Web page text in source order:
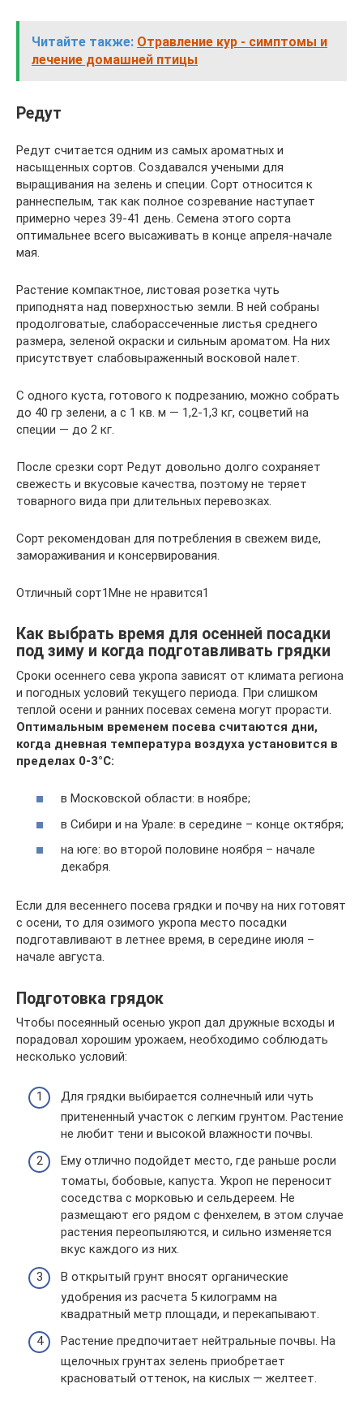
Читайте также: Отравление кур - симптомы и
лечение домашней птицы
Редут
Редут считается одним из самых ароматных и
насыщенных сортов. Создавался учеными для
выращивания на зелень и специи. Сорт относится к
раннеспелым, так как полное созревание наступает
примерно через 39-41 день. Семена этого сорта
оптимальнее всего высаживать в конце апреля-начале
мая.
Растение компактное, листовая розетка чуть
приподнята над поверхностью земли. В ней собраны
продолговатые, слаборассеченные листья среднего
размера, зеленой окраски и сильным ароматом. На них
присутствует слабовыраженный восковой налет.
С одного куста, готового к подрезанию, можно собрать
до 40 гр зелени, а с 1 кв. м — 1,2-1,3 кг, соцветий на
специи — до 2 кг.
После срезки сорт Редут довольно долго сохраняет
свежесть и вкусовые качества, поэтому не теряет
товарного вида при длительных перевозках.
Сорт рекомендован для потребления в свежем виде,
замораживания и консервирования.
Отличный сорт1Мне не нравится1
Как выбрать время для осенней посадки
под зиму и когда подготавливать грядки
Сроки осеннего сева укропа зависят от климата региона
и погодных условий текущего периода. При слишком
теплой осени и ранних посевах семена могут прорасти.
Оптимальным временем посева считаются дни,
когда дневная температура воздуха установится в
пределах 0-3°C:
в Московской области: в ноябре;
в Сибири и на Урале: в середине – конце октября;
на юге: во второй половине ноября – начале
декабря.
Если для весеннего посева грядки и почву на них готовят
с осени, то для озимого укропа место посадки
подготавливают в летнее время, в середине июля –
начале августа.
Подготовка грядок
Чтобы посеянный осенью укроп дал дружные всходы и
порадовал хорошим урожаем, необходимо соблюдать
несколько условий:
Для грядки выбирается солнечный или чуть
притененный участок с легким грунтом. Растение
не любит тени и высокой влажности почвы.
Ему отлично подойдет место, где раньше росли
томаты, бобовые, капуста. Укроп не переносит
соседства с морковью и сельдереем. Не
размещают его рядом с фенхелем, в этом случае
растения переопыляются, и сильно изменяется
вкус каждого из них.
В открытый грунт вносят органические
удобрения из расчета 5 килограмм на
квадратный метр площади, и перекапывают.
Растение предпочитает нейтральные почвы. На
щелочных грунтах зелень приобретает
красноватый оттенок, на кислых — желтеет.